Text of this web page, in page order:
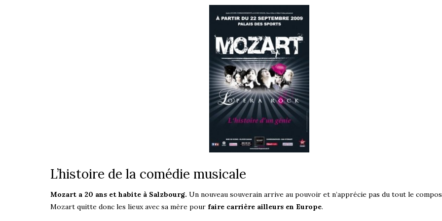
L’histoire de la comédie musicale
Mozart a 20 ans et habite à Salzbourg. Un nouveau souverain arrive au pouvoir et n’apprécie pas du tout le
Mozart quitte donc les lieux avec sa mère pour faire carrière ailleurs en Europe.